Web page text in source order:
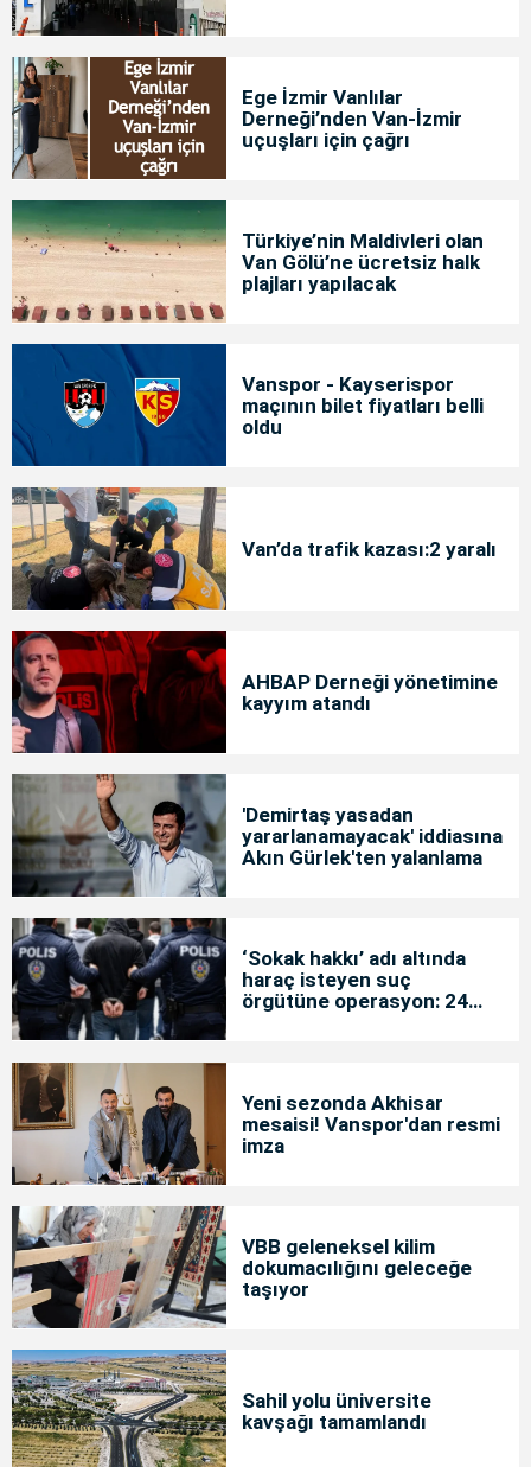
Ege İzmir Vanlılar
Derneği’nden Van-İzmir
uçuşları için çağrı
Türkiye’nin Maldivleri olan
Van Gölü’ne ücretsiz halk
plajları yapılacak
Vanspor - Kayserispor
maçının bilet fiyatları belli
oldu
Van’da trafik kazası:2 yaralı
AHBAP Derneği yönetimine
kayyım atandı
'Demirtaş yasadan
yararlanamayacak' iddiasına
Akın Gürlek'ten yalanlama
‘Sokak hakkı’ adı altında
haraç isteyen suç
örgütüne operasyon: 24
Yeni sezonda Akhisar
mesaisi! Vanspor'dan resmi
imza
VBB geleneksel kilim
dokumacılığını geleceğe
taşıyor
Sahil yolu üniversite
kavşağı tamamlandı